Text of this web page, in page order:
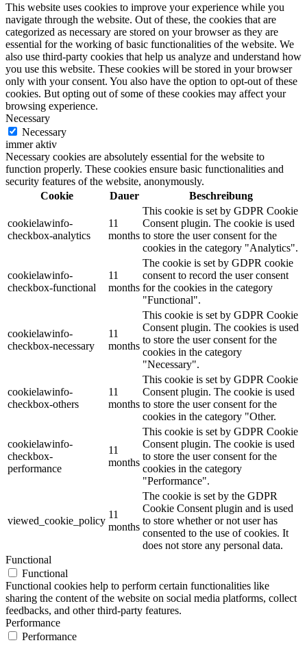
This website uses cookies to improve your experience while you
navigate through the website. Out of these, the cookies that are
categorized as necessary are stored on your browser as they are
essential for the working of basic functionalities of the website. We
also use third-party cookies that help us analyze and understand how
you use this website. These cookies will be stored in your browser
only with your consent. You also have the option to opt-out of these
cookies. But opting out of some of these cookies may affect your
browsing experience.
Necessary
Necessary
immer aktiv
Necessary cookies are absolutely essential for the website to
function properly. These cookies ensure basic functionalities and
security features of the website, anonymously.
Cookie
Dauer Beschreibung
cookielawinfo-
checkbox-analytics
11
months
This cookie is set by GDPR Cookie
Consent plugin. The cookie is used
to store the user consent for the
cookies in the category "Analytics".
cookielawinfo-
checkbox-functional
11
months
The cookie is set by GDPR cookie
consent to record the user consent
for the cookies in the category
"Functional".
cookielawinfo-
checkbox-necessary
11
months
This cookie is set by GDPR Cookie
Consent plugin. The cookies is used
to store the user consent for the
cookies in the category
"Necessary".
cookielawinfo-
checkbox-others
11
months
This cookie is set by GDPR Cookie
Consent plugin. The cookie is used
to store the user consent for the
cookies in the category "Other.
cookielawinfo-
checkbox-
performance
11
months
This cookie is set by GDPR Cookie
Consent plugin. The cookie is used
to store the user consent for the
cookies in the category
"Performance".
viewed_cookie_policy
11
months
The cookie is set by the GDPR
Cookie Consent plugin and is used
to store whether or not user has
consented to the use of cookies. It
does not store any personal data.
Functional
Functional
Functional cookies help to perform certain functionalities like
sharing the content of the website on social media platforms, collect
feedbacks, and other third-party features.
Performance
Performance